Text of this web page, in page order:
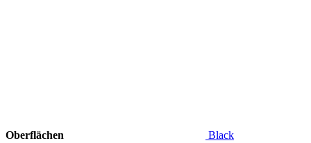
Oberflächen Black